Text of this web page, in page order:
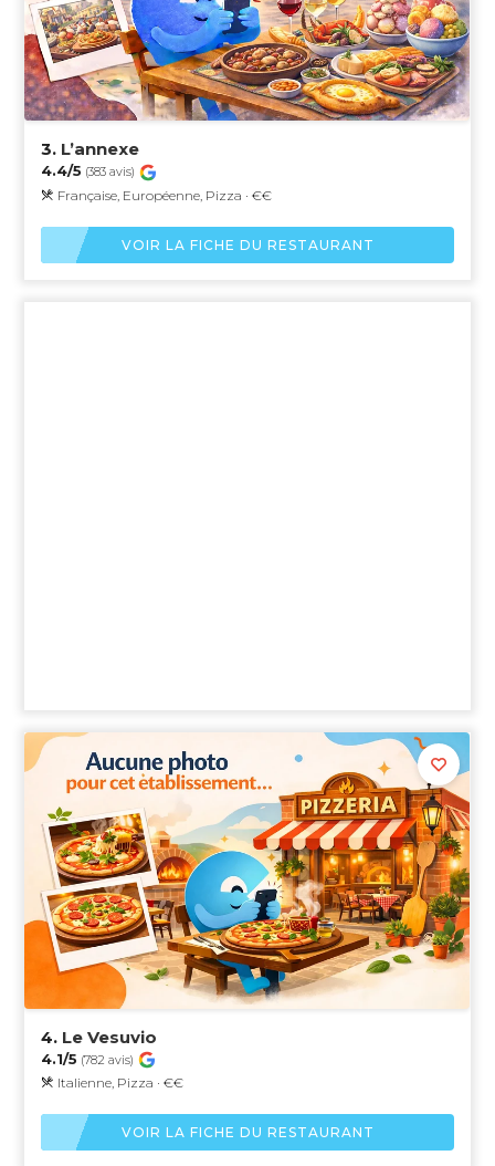
3. L’annexe
4.4/5 (383 avis)
Française, Européenne, Pizza · €€
VOIR LA FICHE DU RESTAURANT
4. Le Vesuvio
4.1/5 (782 avis)
Italienne, Pizza · €€
VOIR LA FICHE DU RESTAURANT